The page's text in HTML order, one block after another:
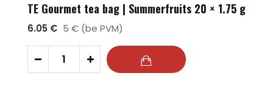
TE Gourmet tea bag | Summerfruits 20 × 1.75 g
6.05 € 5 € (be PVM)
- +